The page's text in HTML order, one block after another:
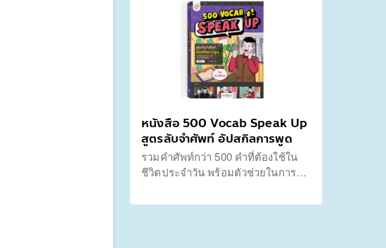
เรื่องเทคนิคการออกเสียงแบบเจ้าของ
ภาษา เรียนจบพูดอังกฤษเก่งไว
ประยุกต์ใช้ได้ทุกสถานการณ์
หนังสือ 500 Vocab Speak Up
สูตรลับจำศัพท์ อัปสกิลการพูด
รวมคำศัพท์กว่า 500 คำที่ต้องใช้ใน
ชีวิตประจำวัน พร้อมตัวช่วยในการจำ
คำอ่านภาษาไทย และแบบฝึกหัดใน